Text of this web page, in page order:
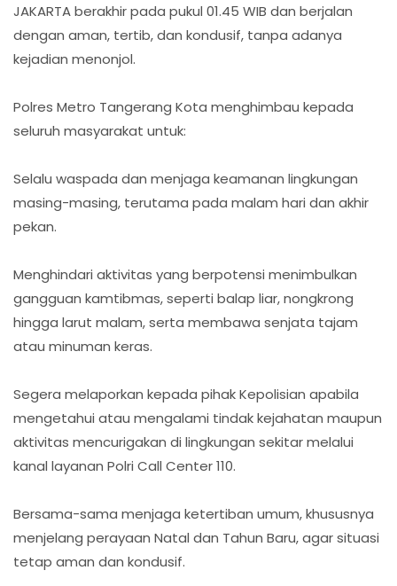
JAKARTA berakhir pada pukul 01.45 WIB dan berjalan
dengan aman, tertib, dan kondusif, tanpa adanya
kejadian menonjol.
Polres Metro Tangerang Kota menghimbau kepada
seluruh masyarakat untuk:
Selalu waspada dan menjaga keamanan lingkungan
masing-masing, terutama pada malam hari dan akhir
pekan.
Menghindari aktivitas yang berpotensi menimbulkan
gangguan kamtibmas, seperti balap liar, nongkrong
hingga larut malam, serta membawa senjata tajam
atau minuman keras.
Segera melaporkan kepada pihak Kepolisian apabila
mengetahui atau mengalami tindak kejahatan maupun
aktivitas mencurigakan di lingkungan sekitar melalui
kanal layanan Polri Call Center 110.
Bersama-sama menjaga ketertiban umum, khususnya
menjelang perayaan Natal dan Tahun Baru, agar situasi
tetap aman dan kondusif.